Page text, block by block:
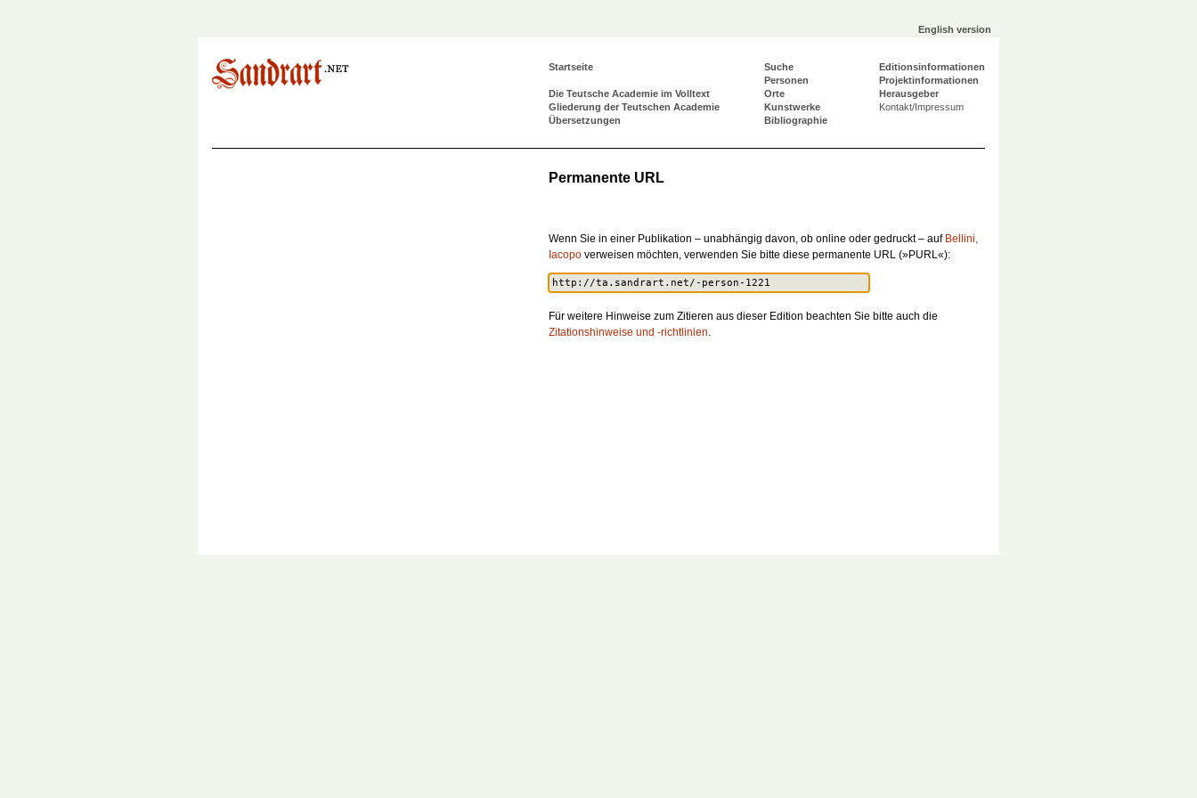
English version
Startseite
Die Teutsche Academie im Volltext
Gliederung der Teutschen Academie
Übersetzungen
Suche
Personen
Orte
Kunstwerke
Bibliographie
Editionsinformationen
Projektinformationen
Herausgeber
Kontakt/Impressum
Permanente URL
Wenn Sie in einer Publikation – unabhängig davon, ob online oder gedruckt – auf Bellini,
Iacopo verweisen möchten, verwenden Sie bitte diese permanente URL (»PURL«):
Für weitere Hinweise zum Zitieren aus dieser Edition beachten Sie bitte auch die
Zitationshinweise und -richtlinien